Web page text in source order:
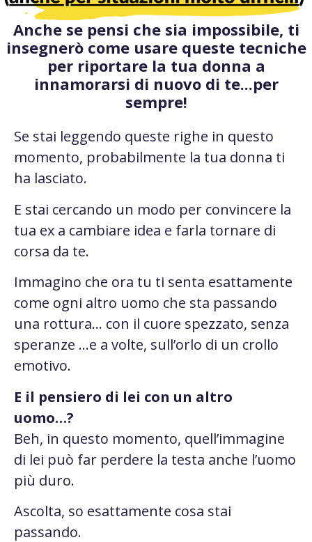
Anche se pensi che sia impossibile, ti
insegnerò come usare queste tecniche
per riportare la tua donna a
innamorarsi di nuovo di te...per
sempre!
Se stai leggendo queste righe in questo
momento, probabilmente la tua donna ti
ha lasciato.
E stai cercando un modo per convincere la
tua ex a cambiare idea e farla tornare di
corsa da te.
Immagino che ora tu ti senta esattamente
come ogni altro uomo che sta passando
una rottura… con il cuore spezzato, senza
speranze …e a volte, sull’orlo di un crollo
emotivo.
E il pensiero di lei con un altro
uomo…?
Beh, in questo momento, quell’immagine
di lei può far perdere la testa anche l’uomo
più duro.
Ascolta, so esattamente cosa stai
passando.